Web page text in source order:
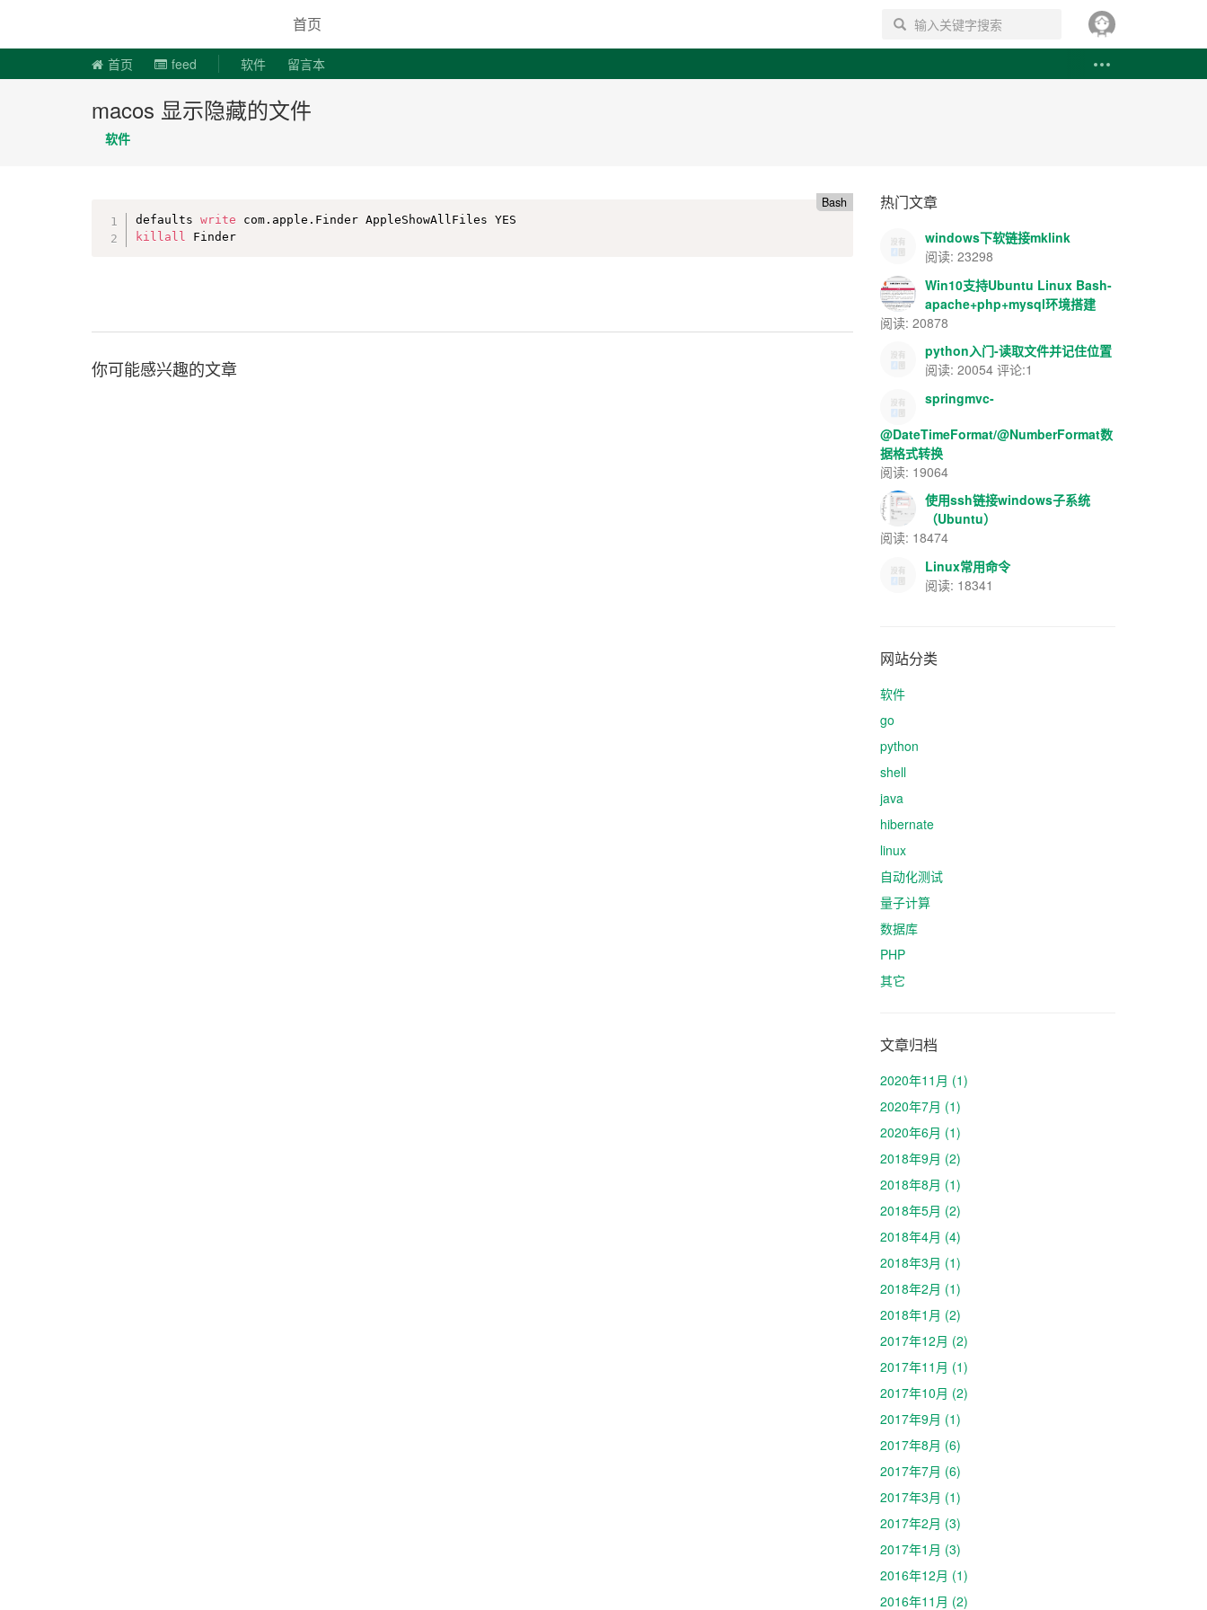
说易事
首页 搜索
首页 feed 软件 留言本
macos 显示隐藏的文件
软件
Bash
defaults write
killall
Finder
你可能感兴趣的文章
热门文章
windows下软链接mklink
阅读: 23298
Win10支持Ubuntu Linux Bash-
apache+php+mysql环境搭建
阅读: 20878
python入门-读取文件并记住位置
阅读: 20054 评论:1
springmvc-
@DateTimeFormat/@NumberFormat数
据格式转换
阅读: 19064
使用ssh链接windows子系统
（Ubuntu）
阅读: 18474
Linux常用命令
阅读: 18341
网站分类
软件
go
python
shell
java
hibernate
linux
自动化测试
量子计算
数据库
PHP
其它
文章归档
2020年11月 (1)
2020年7月 (1)
2020年6月 (1)
2018年9月 (2)
2018年8月 (1)
2018年5月 (2)
2018年4月 (4)
2018年3月 (1)
2018年2月 (1)
2018年1月 (2)
2017年12月 (2)
2017年11月 (1)
2017年10月 (2)
2017年9月 (1)
2017年8月 (6)
2017年7月 (6)
2017年3月 (1)
2017年2月 (3)
2017年1月 (3)
2016年12月 (1)
2016年11月 (2)